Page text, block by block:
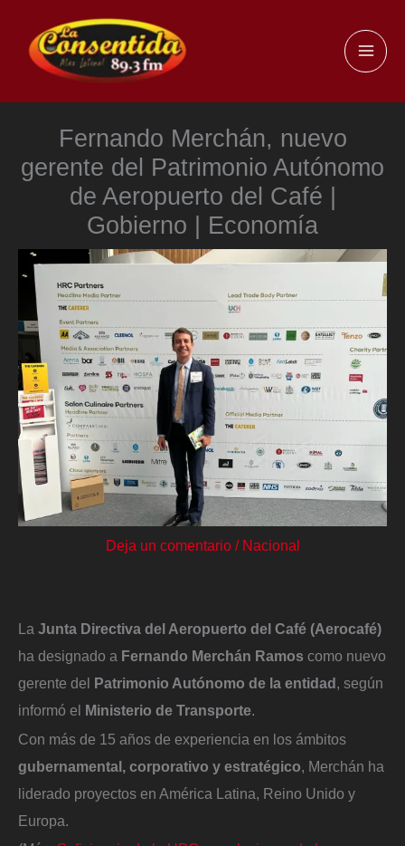
contenido
Fernando Merchán, nuevo
gerente del Patrimonio Autónomo
de Aeropuerto del Café |
Gobierno | Economía
Deja un comentario / Nacional
La Junta Directiva del Aeropuerto del Café (Aerocafé)
ha designado a Fernando Merchán Ramos como nuevo
gerente del Patrimonio Autónomo de la entidad, según
informó el Ministerio de Transporte.
Con más de 15 años de experiencia en los ámbitos
gubernamental, corporativo y estratégico , Merchán ha
liderado proyectos en América Latina, Reino Unido y
Europa.